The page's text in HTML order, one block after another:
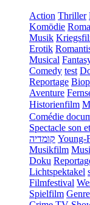
Action Thriller
Komödie
Musik
Erotik
Musical
Comedy test
Reportage
Aventure
Historienfilm
Comédie
Spectacle son
קומדיה Young-
Musikfilm
Doku
Lichtspektakel
Filmfestival
Spielfilm